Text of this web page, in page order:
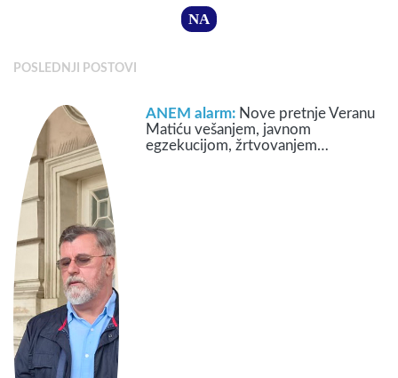
NA
POSLEDNJI POSTOVI
ANEM alarm: Nove pretnje Veranu
Matiću vešanjem, javnom
egzekucijom, žrtvovanjem…